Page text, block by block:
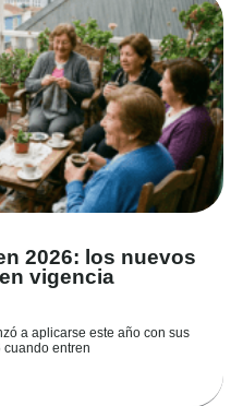
2026: los nuevos
vigencia
a aplicarse este año con sus
cuando entren